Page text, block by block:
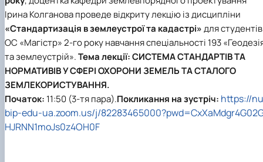
Ірина Колгановапроведе відкриту лекцію із дисципліни
«Стандартизація в землеустрої та кадастрі»для студентів
ОС «Магістр» 2-го року навчання спеціальності 193
та землеустрій».Тема лекції:СИСТЕМА СТАНДАРТІВ ТА
НОРМАТИВІВ У СФЕРІ ОХОРОНИ ЗЕМЕЛЬ ТА СТАЛОГО
ЗЕМЛЕКОРИСТУВАННЯ.
Початок: 11:50 (3-тя пара).Покликання на зустріч: https://nu
bip-edu-ua.zoom.us/j/
HJRNN1moJs0z4OH0F